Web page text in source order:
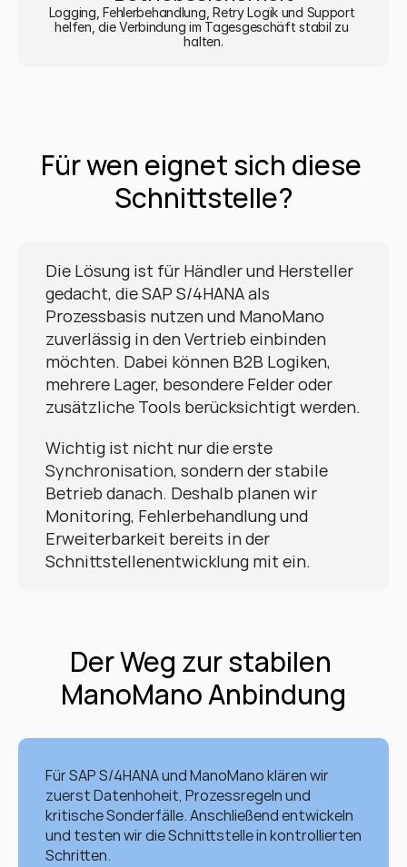
Logging, Fehlerbehandlung, Retry Logik und Support
helfen, die Verbindung im Tagesgeschäft stabil zu
halten.
Für wen eignet sich diese
Schnittstelle?
Die Lösung ist für Händler und Hersteller
gedacht, die SAP S/4HANA als
Prozessbasis nutzen und ManoMano
zuverlässig in den Vertrieb einbinden
möchten. Dabei können B2B Logiken,
mehrere Lager, besondere Felder oder
zusätzliche Tools berücksichtigt werden.
Wichtig ist nicht nur die erste
Synchronisation, sondern der stabile
Betrieb danach. Deshalb planen wir
Monitoring, Fehlerbehandlung und
Erweiterbarkeit bereits in der
Schnittstellenentwicklung mit ein.
Der Weg zur stabilen
ManoMano Anbindung
Für SAP S/4HANA und ManoMano klären wir
zuerst Datenhoheit, Prozessregeln und
kritische Sonderfälle. Anschließend entwickeln
und testen wir die Schnittstelle in kontrollierten
Schritten.